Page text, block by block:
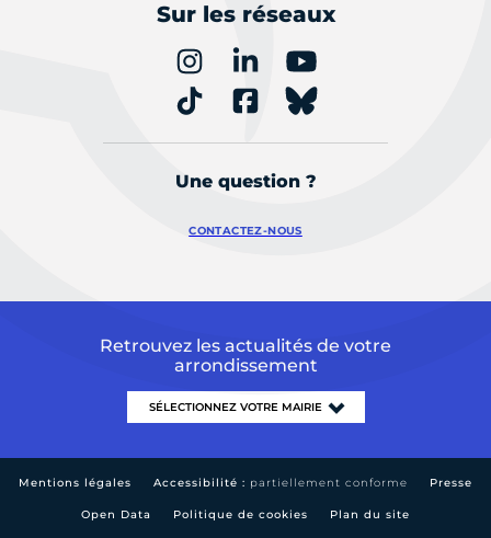
Sur les réseaux
Une question ?
CONTACTEZ-NOUS
Retrouvez les actualités de votre
arrondissement
Mentions légales Accessibilité : partiellement conforme Presse
Open Data Politique de cookies Plan du site